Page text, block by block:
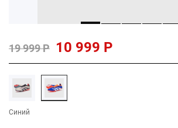
19 999 Р 10 999 Р
Синий